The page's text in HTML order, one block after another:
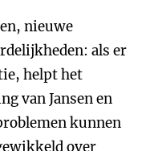
nieuwe
als er
helpt het
van Jansen en
kunnen
over